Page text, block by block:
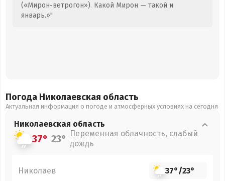
(«Мирон-ветрогон»). Какой Мирон — такой и
январь.»"
Погода Николаевская область
Актуальная информация о погоде и атмосферных условиях на сегодня
Николаевская область
37° 23° Переменная облачность, слабый
дождь
Николаев 37°/23°